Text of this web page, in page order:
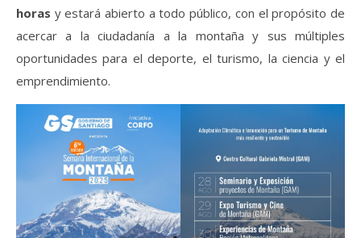
horas y estará abierto a todo público, con el propósito de
acercar a la ciudadanía a la montaña y sus múltiples
oportunidades para el deporte, el turismo, la ciencia y el
emprendimiento.